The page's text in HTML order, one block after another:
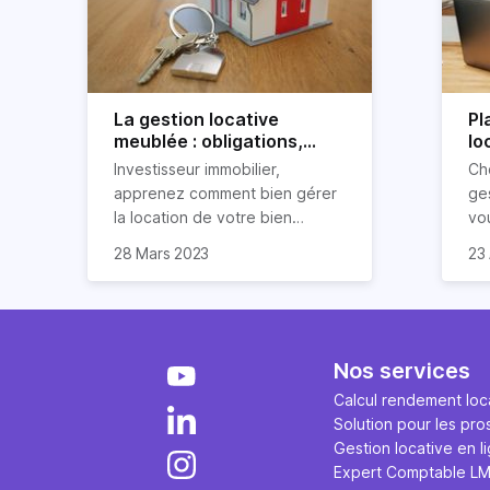
La gestion locative
meublée : obligations,
avantages et
inconvénients
Investisseur immobilier,
apprenez comment bien gérer
la location de votre bien
quelles sont vos obligations en
avantages et inconvénients
28 Mars 2023 23
Nos services
Calcul rendement
Solution pour les
Gestion locative en
Expert Comptable